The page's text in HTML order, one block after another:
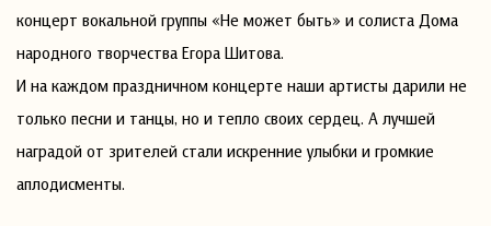
концерт вокальной группы «Не может быть» и солиста Дома
народного творчества Егора Шитова.
И на каждом праздничном концерте наши артисты дарили не
только песни и танцы, но и тепло своих сердец. А лучшей
наградой от зрителей стали искренние улыбки и громкие
аплодисменты.